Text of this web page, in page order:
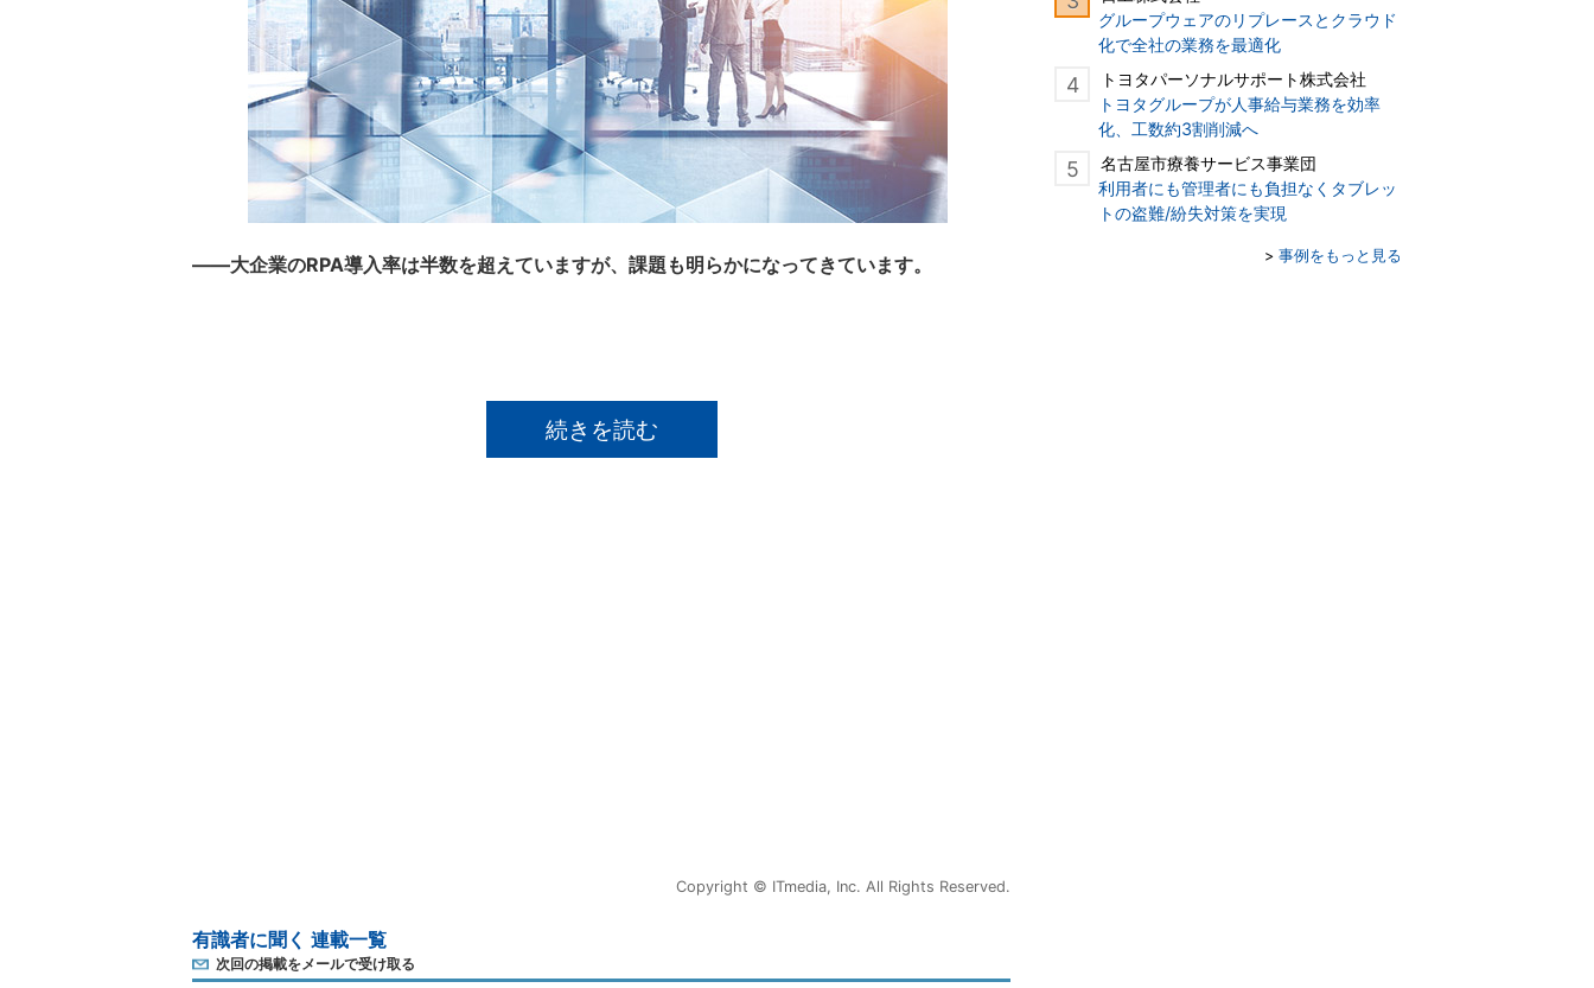
――大企業のRPA導入率は半数を超えていますが、課題も明らかになってきています。
続きを読む
Copyright © ITmedia, Inc. All Rights Reserved.
有識者に聞く 連載一覧
次回の掲載をメールで受け取る